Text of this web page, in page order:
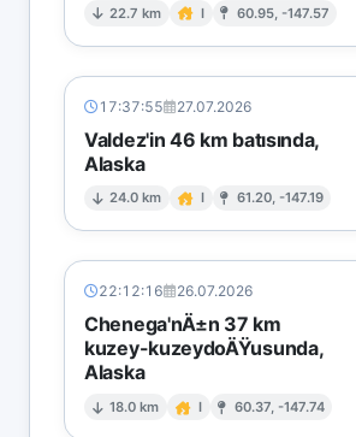
22.7 km I 60.95, -147.57
17:37:55 27.07.2026
Valdez'in 46 km batısında,
Alaska
24.0 km I 61.20, -147.19
22:12:16 26.07.2026
Chenega'nÄ±n 37 km
kuzey-kuzeydoÄŸusunda,
Alaska
18.0 km I 60.37, -147.74